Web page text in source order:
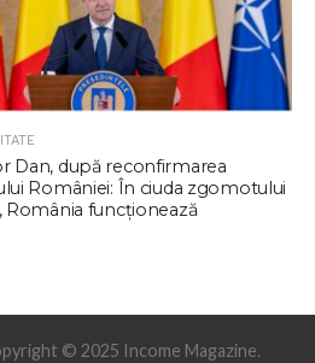
Dan, după reconfirmarea
României: În ciuda zgomotului
România funcţionează
© 2025 Income Magazine.